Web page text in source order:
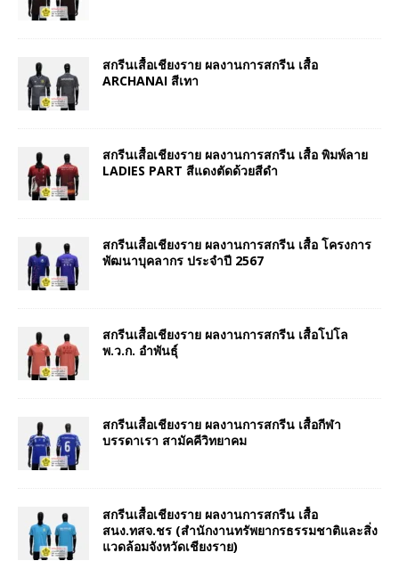
สกรีนเสื้อเชียงราย ผลงานการสกรีน เสื้อ
ARCHANAI สีเทา
สกรีนเสื้อเชียงราย ผลงานการสกรีน เสื้อ พิมพ์ลาย
LADIES PART สีแดงตัดด้วยสีดำ
สกรีนเสื้อเชียงราย ผลงานการสกรีน เสื้อ โครงการ
พัฒนาบุคลากร ประจำปี 2567
สกรีนเสื้อเชียงราย ผลงานการสกรีน เสื้อโปโล
พ.ว.ก. อำพันธุ์
สกรีนเสื้อเชียงราย ผลงานการสกรีน เสื้อกีฬา
บรรดาเรา สามัคคีวิทยาคม
สกรีนเสื้อเชียงราย ผลงานการสกรีน เสื้อ
สนง.ทสจ.ชร (สำนักงานทรัพยากรธรรมชาติและสิ่ง
แวดล้อมจังหวัดเชียงราย)